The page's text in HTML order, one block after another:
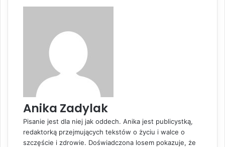
Ii
Anika Zadylak
Pisanie jest dla niej jak oddech. Anika jest publicystką,
redaktorką przejmujących tekstów o życiu i walce o
szczęście i zdrowie. Doświadczona losem pokazuje, że